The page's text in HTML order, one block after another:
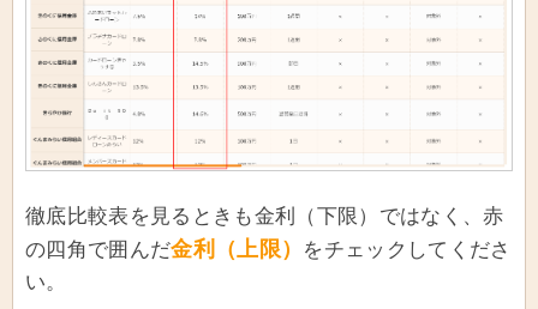
徹底比較表を見るときも金利（下限）ではなく、赤
の四角で囲んだ金利（上限）
をチェックしてくださ
い。